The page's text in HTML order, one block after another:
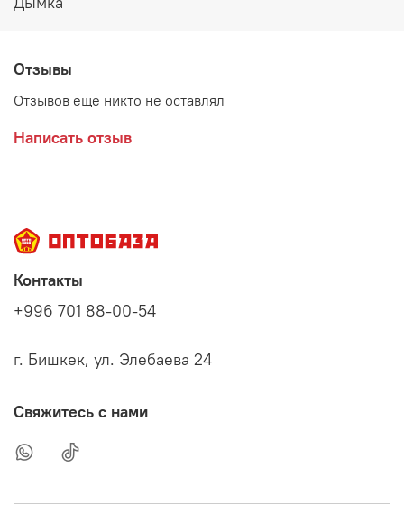
Отзывы
Отзывов еще никто не оставлял
Написать отзыв
Контакты
+996 701 88-00-54
г. Бишкек, ул. Элебаева 24
Свяжитесь с нами